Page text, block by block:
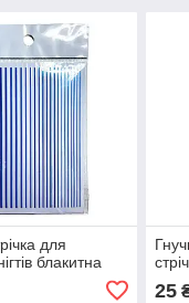
для
блакитна
25